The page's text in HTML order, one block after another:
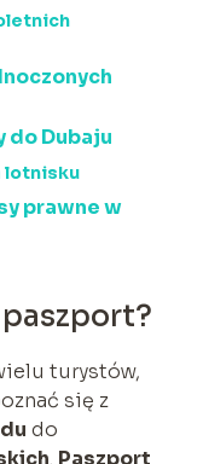
do Dubaju
lotnisku
prawne w
turystów,
się z
do